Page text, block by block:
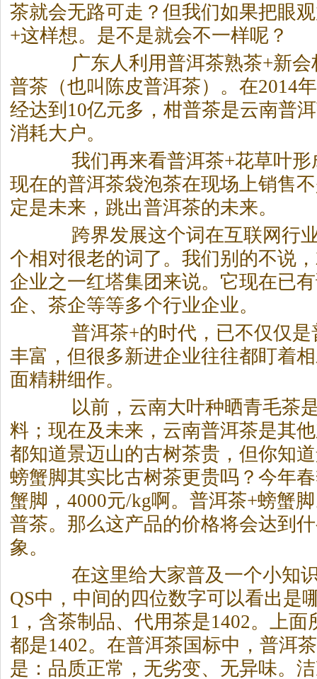
茶就会无路可走？但我们如果把眼
+这样想。是不是就会不一样呢？
广东人利用普洱茶熟茶+新
普茶 （也叫陈皮普洱茶）。在2014
经达到10亿元多，柑普茶是云南普洱
消耗大户。
我们再来看普洱茶+花草叶
现在的普洱茶袋泡茶在现场上销售
定是未来，跳出普洱茶的未来。
跨界发展这个词在互联网行业
个相对很老的词了。我们别的不说
企业之一红塔集团来说。它现在已
企、 茶企等等多个行业企业。
普洱茶+的时代，已不仅仅是
丰富，但很多新进企业往往都盯着
面精耕细作。
以前，云南大叶种晒青毛茶
料；现在及未来，云南普洱茶是其
都知道景迈山的古树茶贵，但你知
螃蟹脚其实比古树茶更贵吗？今年
蟹脚，4000元/kg啊。普洱茶+螃蟹
普茶。那么这产品的价格将会达到
象。
在这里给大家普及一个小知识
QS中，中间的四位数字可以看出是
1，含茶制品、代用茶是1402。上面
都是1402。在普洱茶国标中，普洱茶
是：品质正常，无劣变、无异味。